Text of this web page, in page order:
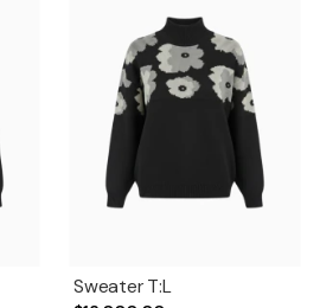
Sweater T:L